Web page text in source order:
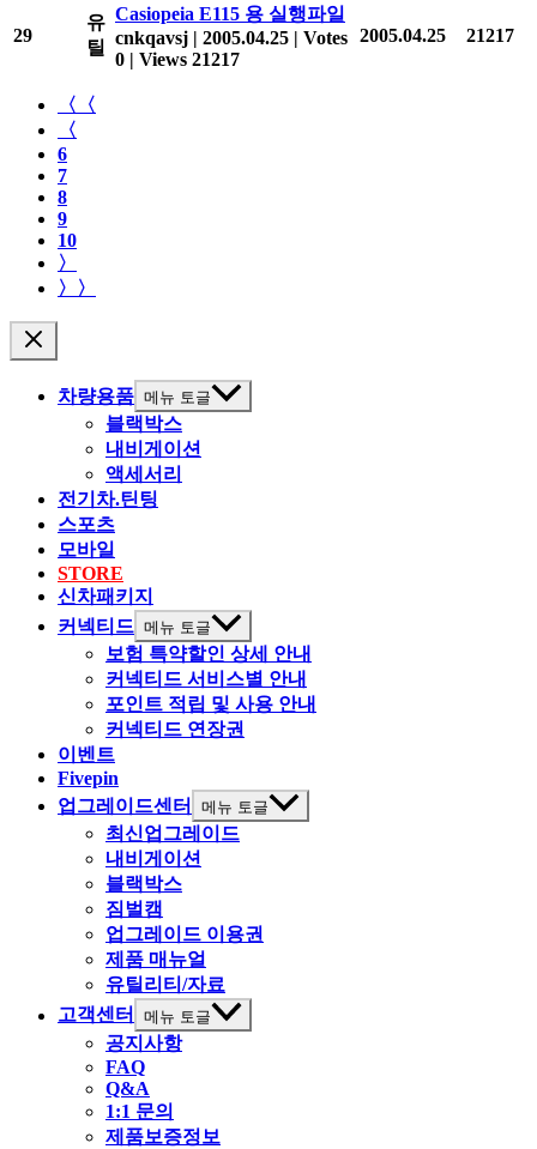
29
유
틸
Casiopeia E115 용 실행파일
cnkqavsj | 2005.04.25 | Votes
0 | Views 21217
2005.04.25 21217
〈〈
〈
6
7
8
9
10
〉
〉〉
차량용품 메뉴 토글
블랙박스
내비게이션
액세서리
전기차.틴팅
스포츠
모바일
STORE
신차패키지
커넥티드 메뉴 토글
보험 특약할인 상세 안내
커넥티드 서비스별 안내
포인트 적립 및 사용 안내
커넥티드 연장권
이벤트
Fivepin
업그레이드센터
메뉴 토글
최신업그레이드
내비게이션
블랙박스
짐벌캠
업그레이드 이용권
제품 매뉴얼
유틸리티/자료
고객센터
메뉴 토글
공지사항
FAQ
Q&A
1:1 문의
제품보증정보